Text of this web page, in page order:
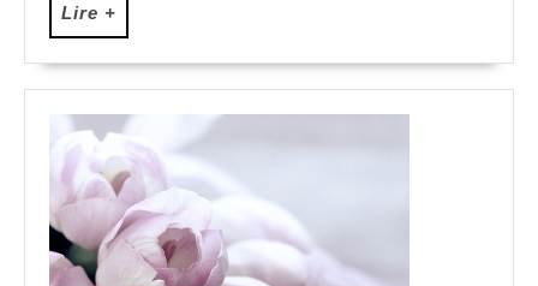
Lire +
+